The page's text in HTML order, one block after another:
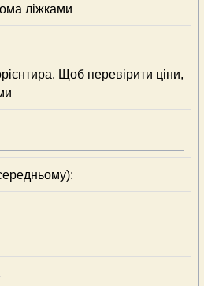
ліжками
Щоб перевірити ціни,